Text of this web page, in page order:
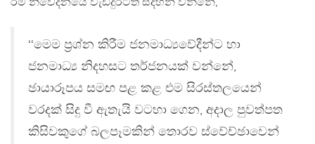
‘‘මෙම ප‍්‍රශ්න කිරීම ජනමාධ්‍යවේදීන්ට හා
ජනමාධ්‍ය නිදහසට තර්ජනයක් වන්නේ,
ඡායාරූපය සමඟ පළ කළ එම සිරස්තලයෙන්
වරදක් සිදු වී ඇතැයි වටහා ගෙන, අදාල පුවත්පත
කිසිවකුගේ බලපෑමකින් තොරව ස්වේච්ඡාවෙන්